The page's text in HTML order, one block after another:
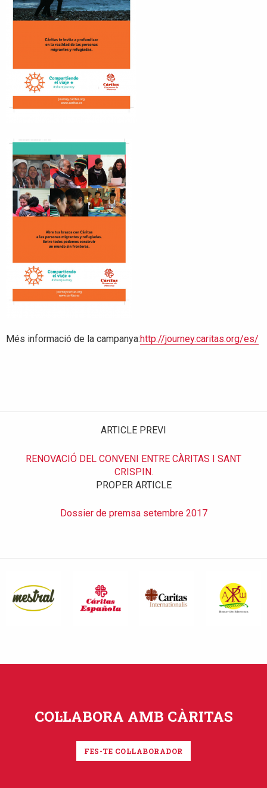
Més informació de la campanya:http://journey.caritas.org/es/
ARTICLE PREVI
RENOVACIÓ DEL CONVENI ENTRE CÀRITAS I SANT
CRISPIN.
PROPER ARTICLE
Dossier de premsa setembre 2017
COL·LABORA AMB CÀRITAS
FES-TE COL·LABORADOR